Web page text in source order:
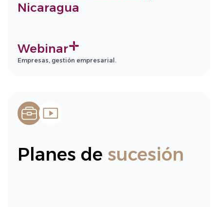
Nicaragua
Webinar
Empresas, gestión empresarial.
Planes de sucesión